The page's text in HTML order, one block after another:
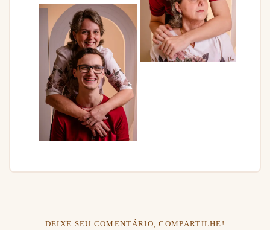
DEIXE SEU COMENTÁRIO, COMPARTILHE!